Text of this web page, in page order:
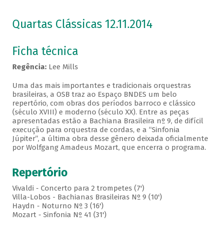
Quartas Clássicas 12.11.2014
Ficha técnica
Regência:Lee Mills
Uma das mais importantes e tradicionais orquestras
brasileiras, a OSB traz ao Espaço BNDES um belo
repertório, com obras dos períodos barroco e clássico
(século XVIII) e moderno (século XX). Entre as peças
apresentadas estão a Bachiana Brasileira nº 9, de difícil
execução para orquestra de cordas, e a “Sinfonia
Júpiter”, a última obra desse gênero deixada oficialmente
por Wolfgang Amadeus Mozart, que encerra o programa.
Repertório
Vivaldi - Concerto para 2 trompetes (7')
Villa-Lobos - Bachianas Brasileiras Nº 9 (10')
Haydn - Noturno Nº 3 (16')
Mozart - Sinfonia Nº 41 (31')